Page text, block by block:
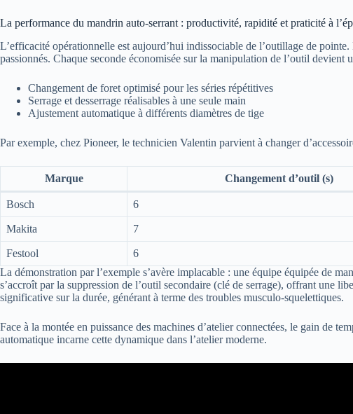
La performance du mandrin auto-serrant : productivité, rapidité et praticité à
L’efficacité opérationnelle est aujourd’hui indissociable de l’outillage de pointe.
passionnés. Chaque seconde économisée sur la manipulation de l’outil
Changement de foret optimisé pour les séries répétitives
Serrage et desserrage réalisables à une seule main
Ajustement automatique à différents diamètres de tige
Par exemple, chez Pioneer, le technicien Valentin parvient à changer
Marque Changement d’outil (s)
Bosch 6
Makita 7
Festool 6
La démonstration par l’exemple s’avère implacable : une équipe équipée de
s’accroît par la suppression de l’outil secondaire (clé de serrage), offrant une
significative sur la durée, générant à terme des troubles musculo-squelettiques.
Face à la montée en puissance des machines d’atelier connectées, le gain de
automatique incarne cette dynamique dans l’atelier moderne.